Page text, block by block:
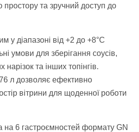
простору та зручний доступ до
у діапазоні від +2 до +8°C
умови для зберігання соусів,
нарізок та інших топінгів.
л дозволяє ефективно
вітрини для щоденної роботи
на 6 гастроємностей формату GN